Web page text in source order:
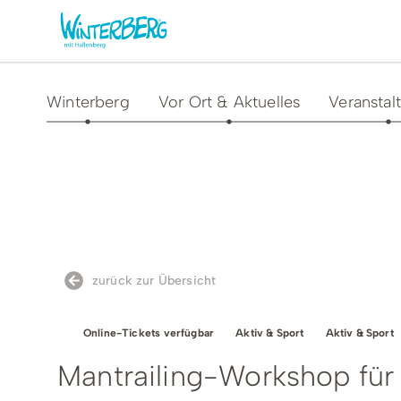
Freizeithighlights
Familienzeit & Kinderlachen
Gruppenerlebnisse &
Winterberg Vor Ort & Aktuelles
zurück zur Übersicht
Online-Tickets verfügbar Aktiv & Sport Aktiv & Sport
Mantrailing-Workshop